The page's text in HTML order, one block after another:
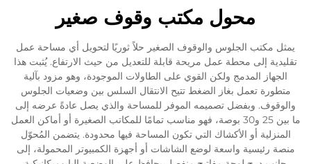
محول مكتب وقوف صغير
يمثل مكتب الجلوس والوقوف الصغير حلاً ثوريًا لتحويل أي مساحة عمل
تقليدية إلى محطة عمل مريحة قابلة للتعديل من حيث الارتفاع. يُثبت هذا
الجهاز المدمج ولكن القوي على الطاولات الموجودة، وهو مزود بآلية
متطورة تعمل بغاز الضغط تتيح الانتقال السلس بين وضعيات الجلوس
والوقوف. وبفضل تصميمه الموفر للمساحة والذي يصل عادةً عرضه إلى
ما بين 25 و30 بوصة، فهو مناسب تمامًا للمكاتب الصغيرة أو أماكن العمل
المنزلية أو الأكشاك التي تكون المساحة فيها محدودة. يتضمن المُحوّل
منصة رئيسية واسعة لوضع الشاشات أو أجهزة الكمبيوتر المحمولة، إلى